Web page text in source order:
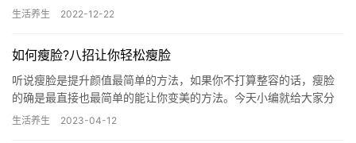
和规范彩色隐形眼镜生产经营行为专项整治，各级药品监管部门…
生活养生 2022-12-22
如何瘦脸?八招让你轻松瘦脸
听说瘦脸是提升颜值最简单的方法，如果你不打算整容的话，瘦脸
的确是最直接也最简单的能让你变美的方法。今天小编就给大家分
享八个瘦脸最有效的方法。 瘦脸按摩 手指并拢，将手掌虎口放于下
生活养生 2023-04-12